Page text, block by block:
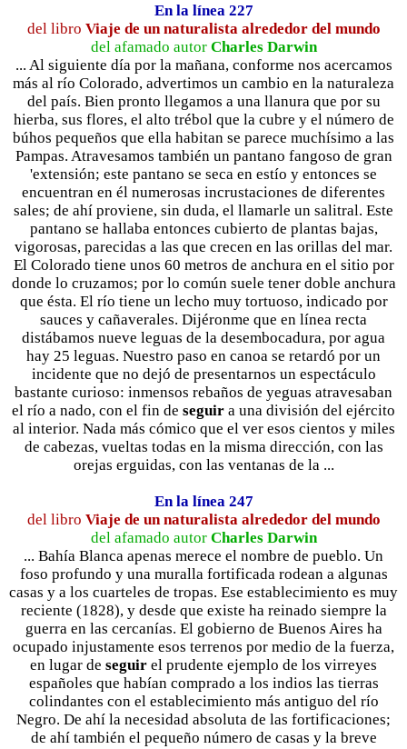
En la línea 227
del libro Viaje de un naturalista alrededor del mundo
del afamado autor Charles Darwin
... Al siguiente día por la mañana, conforme nos acercamos
más al río Colorado, advertimos un cambio en la naturaleza
del país. Bien pronto llegamos a una llanura que por su
hierba, sus flores, el alto trébol que la cubre y el número de
búhos pequeños que ella habitan se parece muchísimo a las
Pampas. Atravesamos también un pantano fangoso de gran
'extensión; este pantano se seca en estío y entonces se
encuentran en él numerosas incrustaciones de diferentes
sales; de ahí proviene, sin duda, el llamarle un salitral. Este
pantano se hallaba entonces cubierto de plantas bajas,
vigorosas, parecidas a las que crecen en las orillas del mar.
El Colorado tiene unos 60 metros de anchura en el sitio por
donde lo cruzamos; por lo común suele tener doble anchura
que ésta. El río tiene un lecho muy tortuoso, indicado por
sauces y cañaverales. Dijéronme que en línea recta
distábamos nueve leguas de la desembocadura, por agua
hay 25 leguas. Nuestro paso en canoa se retardó por un
incidente que no dejó de presentarnos un espectáculo
bastante curioso: inmensos rebaños de yeguas atravesaban
el río a nado, con el fin de seguir a una división del ejército
al interior. Nada más cómico que el ver esos cientos y miles
de cabezas, vueltas todas en la misma dirección, con las
orejas erguidas, con las ventanas de la ...
En la línea 247
del libro Viaje de un naturalista alrededor del mundo
del afamado autor Charles Darwin
... Bahía Blanca apenas merece el nombre de pueblo. Un
foso profundo y una muralla fortificada rodean a algunas
casas y a los cuarteles de tropas. Ese establecimiento es muy
reciente (1828), y desde que existe ha reinado siempre la
guerra en las cercanías. El gobierno de Buenos Aires ha
ocupado injustamente esos terrenos por medio de la fuerza,
en lugar de seguir el prudente ejemplo de los virreyes
españoles que habían comprado a los indios las tierras
colindantes con el establecimiento más antiguo del río
Negro. De ahí la necesidad absoluta de las fortificaciones;
de ahí también el pequeño número de casas y la breve